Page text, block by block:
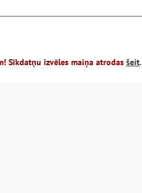
Sīkdatņu izvēles maiņa atrodas šeit.